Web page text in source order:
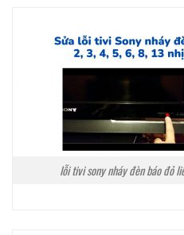
lỗi tivi sony nháy đèn báo đỏ